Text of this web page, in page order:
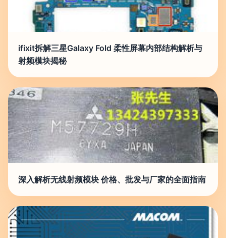
ifixit拆解三星Galaxy Fold 柔性屏幕内部结构解析与
射频模块揭秘
深入解析无线射频模块 价格、批发与厂家的全面指南